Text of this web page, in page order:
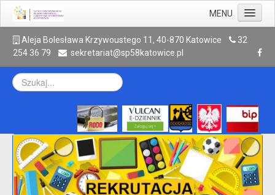
MENU
Aktualności
Rodzic
Kontakt
Archiwum
A leja Bolesława Krzywoustego 11, 40-870 Katowice
32
254 36 79
sekretariat@sp58katowice.pl